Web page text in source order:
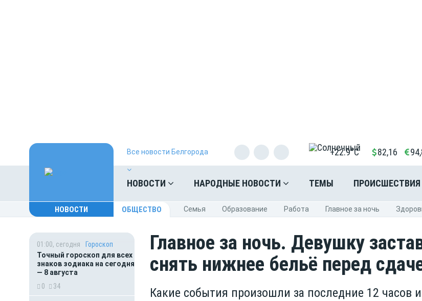
Все новости Белгорода +22.9°C 82,16
НОВОСТИ НАРОДНЫЕ НОВОСТИ ТЕМЫ ПРОИСШЕСТВИЯ
НОВОСТИ ОБЩЕСТВО Cемья Oбразование Pабота Главное за ночь
01:00, сегодня
Гороскоп
Точный гороскоп для всех
знаков зодиака на сегодня
— 8 августа
0
34
Главное за ночь. Девушку
снять нижнее бельё перед
Какие события произошли за последние 12 часов